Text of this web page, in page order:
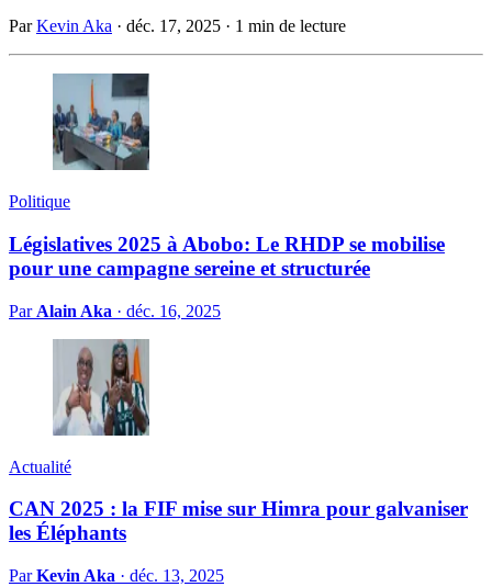
ParKevin Aka · déc. 17, 2025 · 1 min de lecture
Politique
Législatives 2025 à Abobo: Le RHDP se mobilise
pour une campagne sereine et structurée
Par Alain Aka · déc. 16, 2025
Actualité
CAN 2025 : la FIF mise sur Himra pour galvaniser
les Éléphants
ParKevin Aka · déc. 13, 2025